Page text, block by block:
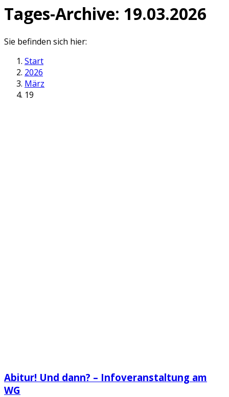
Tages-Archive: 19.03.2026
Sie befinden sich hier:
Start
2026
März
19
Abitur! Und dann? – Infoveranstaltung am
WG